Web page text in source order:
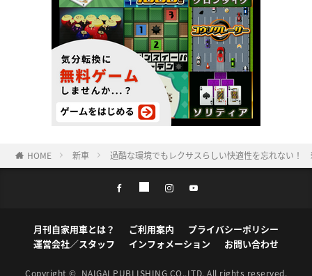
HOME 新車 過酷な環境でもレクサスらしい快適性を忘れない！
月刊自家用車とは？ ご利用案内
プライバシーポリシー
運営会社／スタッフ
インフォメーション お問い合わせ
Copyright © NAIGAI PUBLISHING CO.,LTD. All rights reserved.